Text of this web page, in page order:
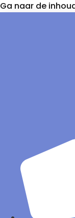
Ga naar de